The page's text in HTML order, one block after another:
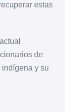
estas
de
y su